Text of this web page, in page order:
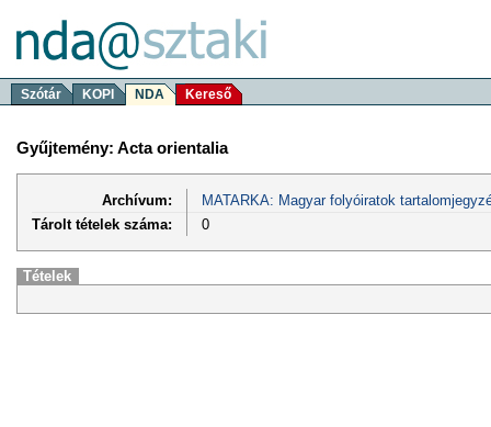
Szótár KOPI NDA Kereső
Gyűjtemény: Acta orientalia
Archívum:
MATARKA: Magyar folyóiratok
Tárolt tételek száma:
0
Tételek